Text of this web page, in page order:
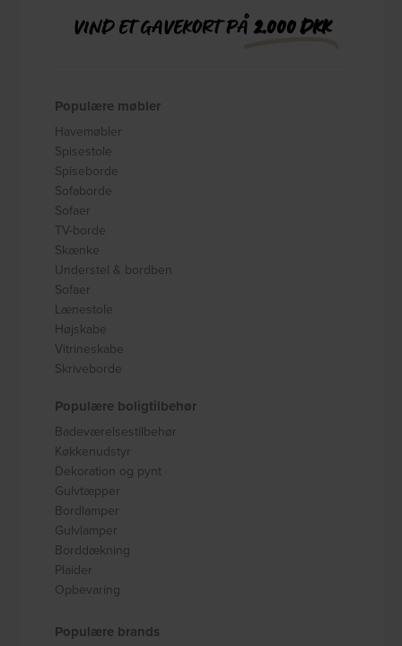
VIND ET GAVEKORT PÅ2.000 DKK
Populære møbler
Havemøbler
Spisestole
Spiseborde
Sofaborde
Sofaer
TV-borde
Skænke
Understel & bordben
Sofaer
Lænestole
Højskabe
Vitrineskabe
Skriveborde
Populære boligtilbehør
Badeværelsestilbehør
Køkkenudstyr
Dekoration og pynt
Gulvtæpper
Bordlamper
Gulvlamper
Borddækning
Plaider
Opbevaring
Populære brands